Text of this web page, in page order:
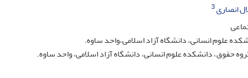
انصاری3
علوم انسانی، دانشگاه آزاد اسلامی،واحد ساوه.
دانشکده علوم انسانی، دانشگاه آزاد اسلامی، واحد ساوه.